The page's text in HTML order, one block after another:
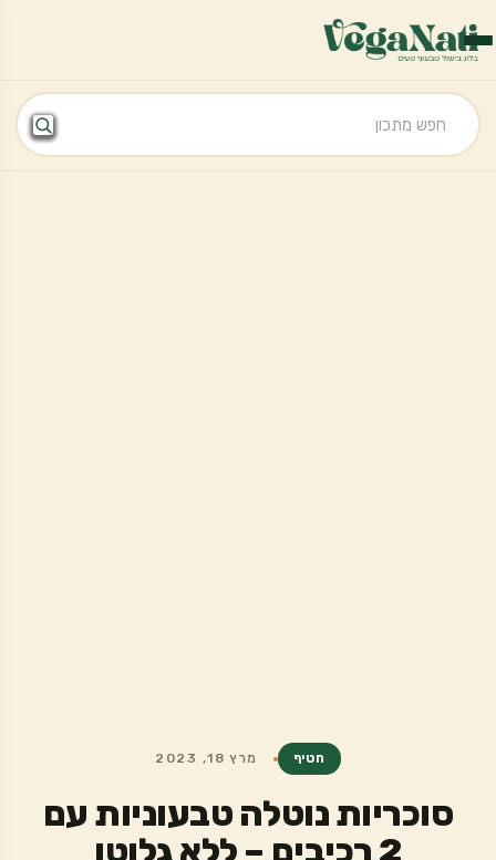
חטיף מרץ 18, 2023
סוכריות נוטלה טבעוניות עם
2 רכיבים – ללא גלוטן